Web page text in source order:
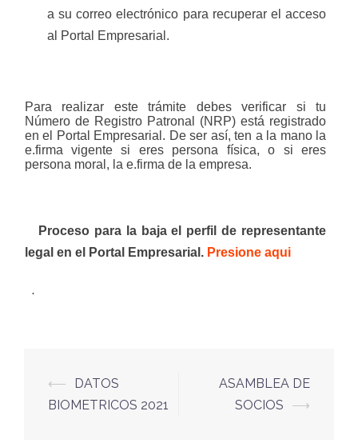
a su correo electrónico para recuperar el acceso
al Portal Empresarial.
Para realizar este trámite debes verificar si tu
Número de Registro Patronal (NRP) está registrado
en el Portal Empresarial. De ser así, ten a la mano la
e.firma vigente si eres persona física, o si eres
persona moral, la e.firma de la empresa.
Proceso para la baja el perfil de representante
legal en el Portal Empresarial. Presione aqui
.
⟵
DATOS
BIOMETRICOS 2021
ASAMBLEA DE
SOCIOS
⟶